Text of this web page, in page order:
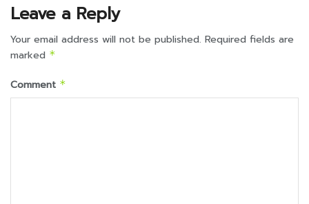
Leave a Reply
Your email address will not be published. Required fields are
marked *
Comment *